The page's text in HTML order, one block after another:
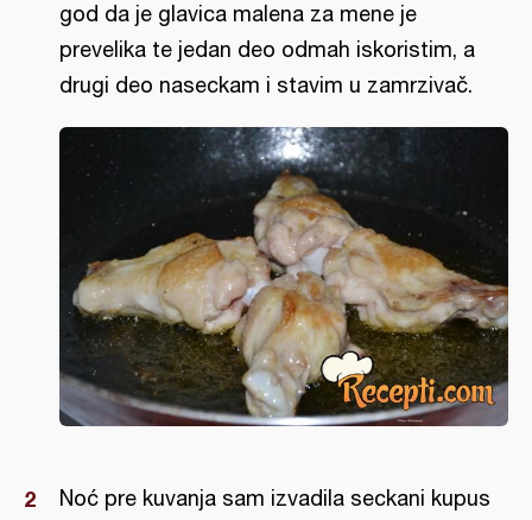
god da je glavica malena za mene je
prevelika te jedan deo odmah iskoristim, a
drugi deo naseckam i stavim u zamrzivač.
Noć pre kuvanja sam izvadila seckani kupus